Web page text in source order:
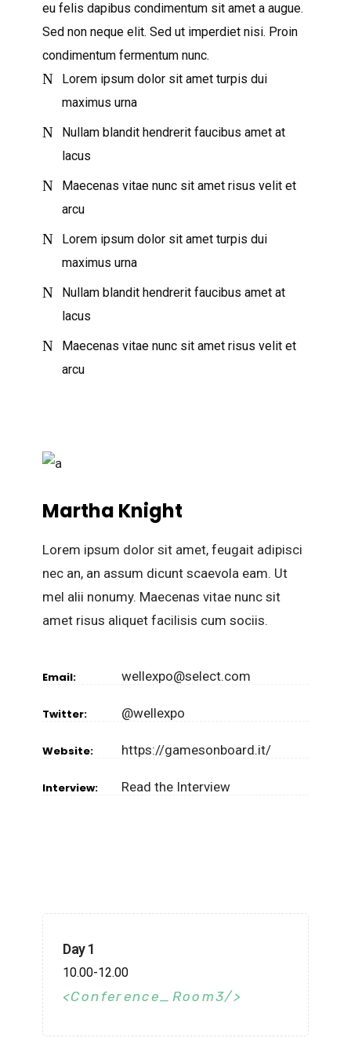
eu felis dapibus condimentum sit amet a augue.
Sed non neque elit. Sed ut imperdiet nisi. Proin
condimentum fermentum nunc.
Lorem ipsum dolor sit amet turpis dui
maximus urna
Nullam blandit hendrerit faucibus amet at
lacus
Maecenas vitae nunc sit amet risus velit et
arcu
Lorem ipsum dolor sit amet turpis dui
maximus urna
Nullam blandit hendrerit faucibus amet at
lacus
Maecenas vitae nunc sit amet risus velit et
arcu
Martha Knight
Lorem ipsum dolor sit amet, feugait adipisci
nec an, an assum dicunt scaevola eam. Ut
mel alii nonumy. Maecenas vitae nunc sit
amet risus aliquet facilisis cum sociis.
Email: wellexpo@select.com
Twitter: @wellexpo
Website: https://gamesonboard.it/
Interview: Read the Interview
Day 1
10.00-12.00
Conference_Room3